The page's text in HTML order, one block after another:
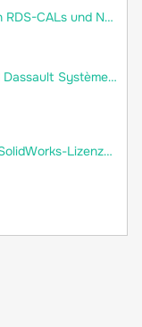
Erneute Aktivierung von RDS-CALs und Neuerstellung der Remotedesktop-Lizenzdatenbank
Autodesk AutoCAD und Dassault Systèmes SolidWorks: Welche Unterschiede gibt es?
Preissystem bei neuen SolidWorks-Lizenzen: versteckte Preiserhöhung